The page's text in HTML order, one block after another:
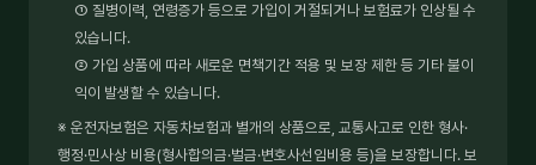
① 질병이력, 연령증가 등으로 가입이 거절되거나 보험료가 인상될 수
있습니다.
② 가입 상품에 따라 새로운 면책기간 적용 및 보장 제한 등 기타 불이
익이 발생할 수 있습니다.
※ 운전자보험은 자동차보험과 별개의 상품으로, 교통사고로 인한 형사·
행정·민사상 비용(형사합의금·벌금·변호사선임비용 등)을 보장합니다. 보